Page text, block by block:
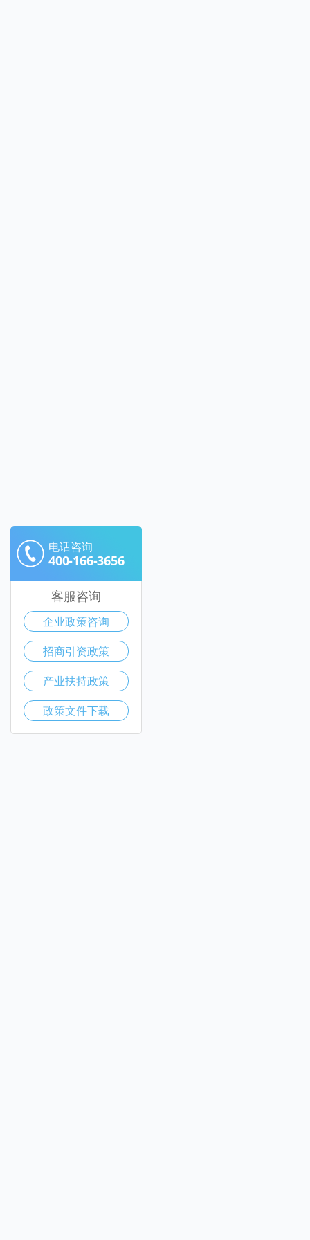
电话咨询
400-166-3656
客服咨询
企业政策咨询
招商引资政策
产业扶持政策
政策文件下载